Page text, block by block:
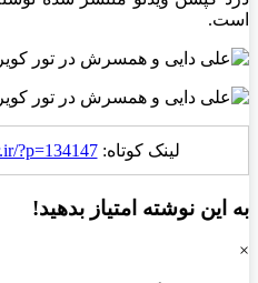
است.
لینک کوتاه:?p=134147
به این نوشته امتیاز بدهید!
×